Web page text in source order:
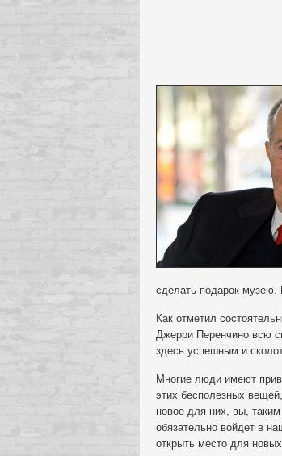
сделать подарок музею.
Как отметил
Джерри Перенчино всю
здесь успешным и
Многие люди имеют
этих бесполезных
новое для них, вы,
обязательно войдет в
открыть место для